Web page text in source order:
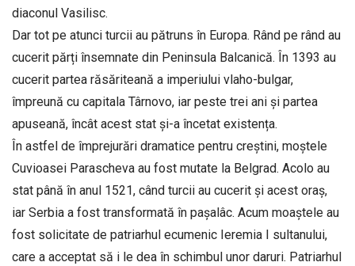
diaconul Vasilisc.
Dar tot pe atunci turcii au pătruns în Europa. Rând pe rând au
cucerit părți însemnate din Peninsula Balcanică. În 1393 au
cucerit partea răsăriteană a imperiului vlaho-bulgar,
împreună cu capitala Târnovo, iar peste trei ani și partea
apuseană, încât acest stat și-a încetat existența.
În astfel de împrejurări dramatice pentru creștini, moștele
Cuvioasei Parascheva au fost mutate la Belgrad. Acolo au
stat până în anul 1521, când turcii au cucerit și acest oraș,
iar Serbia a fost transformată în pașalâc. Acum moaștele au
fost solicitate de patriarhul ecumenic Ieremia I sultanului,
care a acceptat să i le dea în schimbul unor daruri. Patriarhul